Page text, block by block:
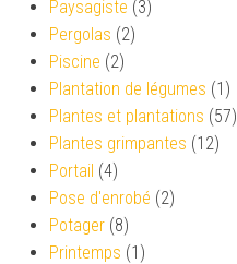
Paysagiste (3)
Pergolas (2)
Piscine (2)
Plantation de légumes (1)
Plantes et plantations (57)
Plantes grimpantes (12)
Portail (4)
Pose d'enrobé (2)
Potager (8)
Printemps (1)